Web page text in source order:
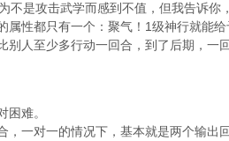
是攻击武学而感到不值，但我告诉你
性都只有一个：聚气！1级神行就能
至少多行动一回合，到了后期，一
难。
一对一的情况下，基本就是两个输出